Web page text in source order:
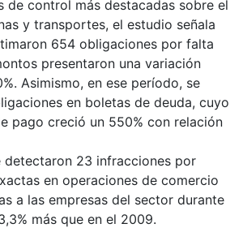
de control más destacadas sobre el
y transportes, el estudio señala
654 obligaciones por falta
presentaron una variación
Asimismo, en ese período, se
en boletas de deuda, cuyo
pago creció un 550% con relación
detectaron 23 infracciones por
en operaciones de comercio
a las empresas del sector durante
más que en el 2009.